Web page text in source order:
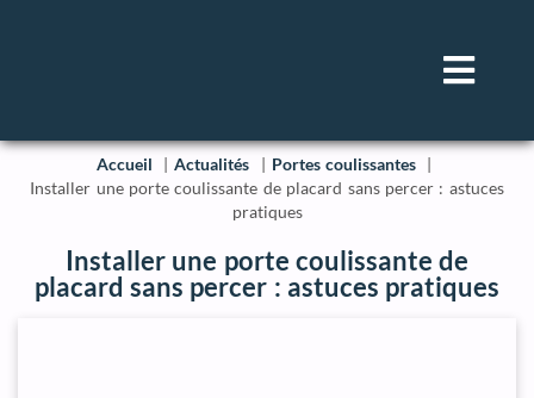
Accueil Actualités
Portes coulissantes
Installer une porte coulissante de placard sans percer : astuces
pratiques
Installer une porte coulissante de
placard sans percer : astuces pratiques